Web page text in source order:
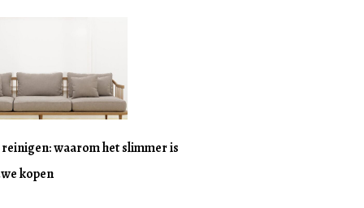
reinigen: waarom het slimmer is
kopen